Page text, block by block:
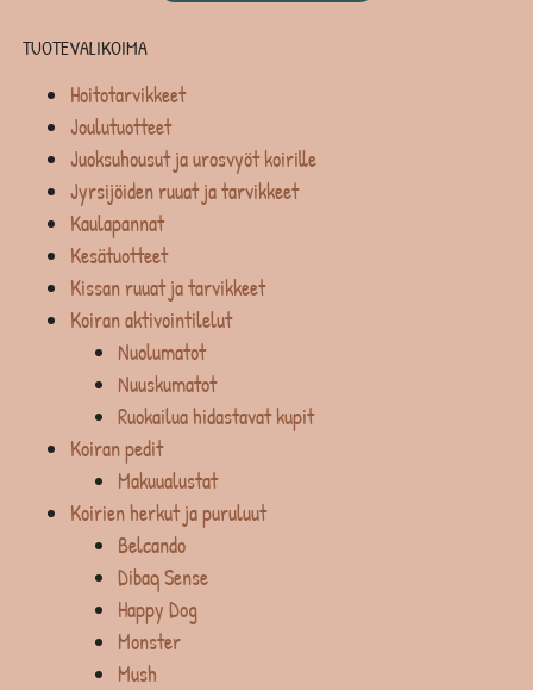
TUOTEVALIKOIMA
Hoitotarvikkeet
Joulutuotteet
Juoksuhousut ja urosvyöt koirille
Jyrsijöiden ruuat ja tarvikkeet
Kaulapannat
Kesätuotteet
Kissan ruuat ja tarvikkeet
Koiran aktivointilelut
Nuolumatot
Nuuskumatot
Ruokailua hidastavat kupit
Koiran pedit
Makuualustat
Koirien herkut ja puruluut
Belcando
Dibaq Sense
Happy Dog
Monster
Mush